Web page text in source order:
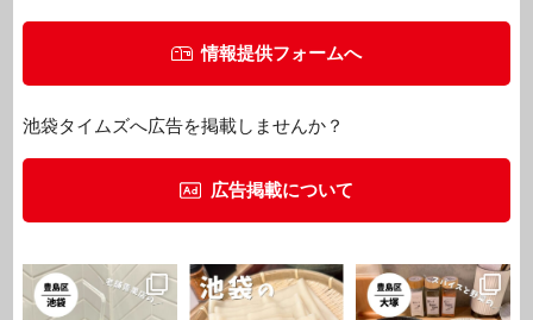
情報提供フォームへ
池袋タイムズへ広告を掲載しませんか？
広告掲載について